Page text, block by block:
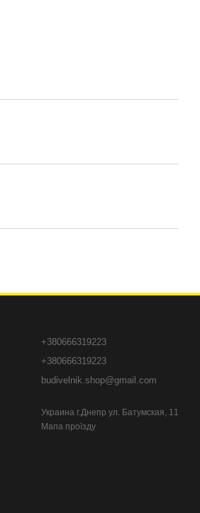
+380666319223
+380666319223
budivelnik.shop@gmail.com
Украина г.Днепр ул. Батумская, 11
Мапа проїзду